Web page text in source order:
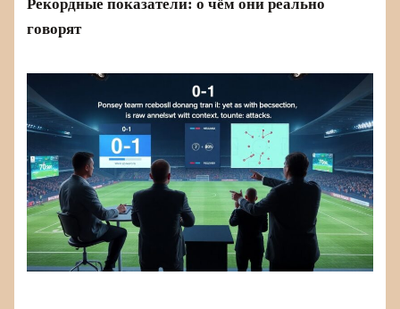
Рекордные показатели: о чём они реально
говорят